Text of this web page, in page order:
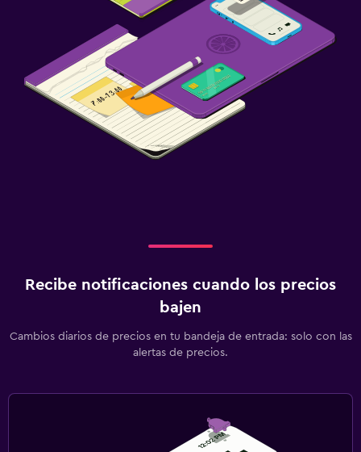
Recibe notificaciones cuando los precios
bajen
Cambios diarios de precios en tu bandeja de entrada: solo con las
alertas de precios.